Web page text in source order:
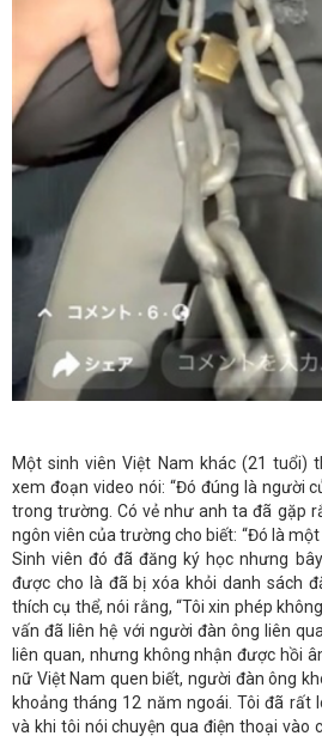
Một sinh viên Việt Nam khác (21 tuổi)
xem đoạn video nói: “Đó đúng là người
trong trường. Có vẻ như anh ta đã gặp
ngôn viên của trường cho biết: “Đó là
Sinh viên đó đã đăng ký học nhưng
được cho là đã bị xóa khỏi danh sách
thích cụ thể, nói rằng, “Tôi xin phép
vấn đã liên hệ với người đàn ông liên
liên quan, nhưng không nhận được hồi
nữ Việt Nam quen biết, người đàn ông
khoảng tháng 12 năm ngoái. Tôi đã rất
và khi tôi nói chuyện qua điện thoại vào